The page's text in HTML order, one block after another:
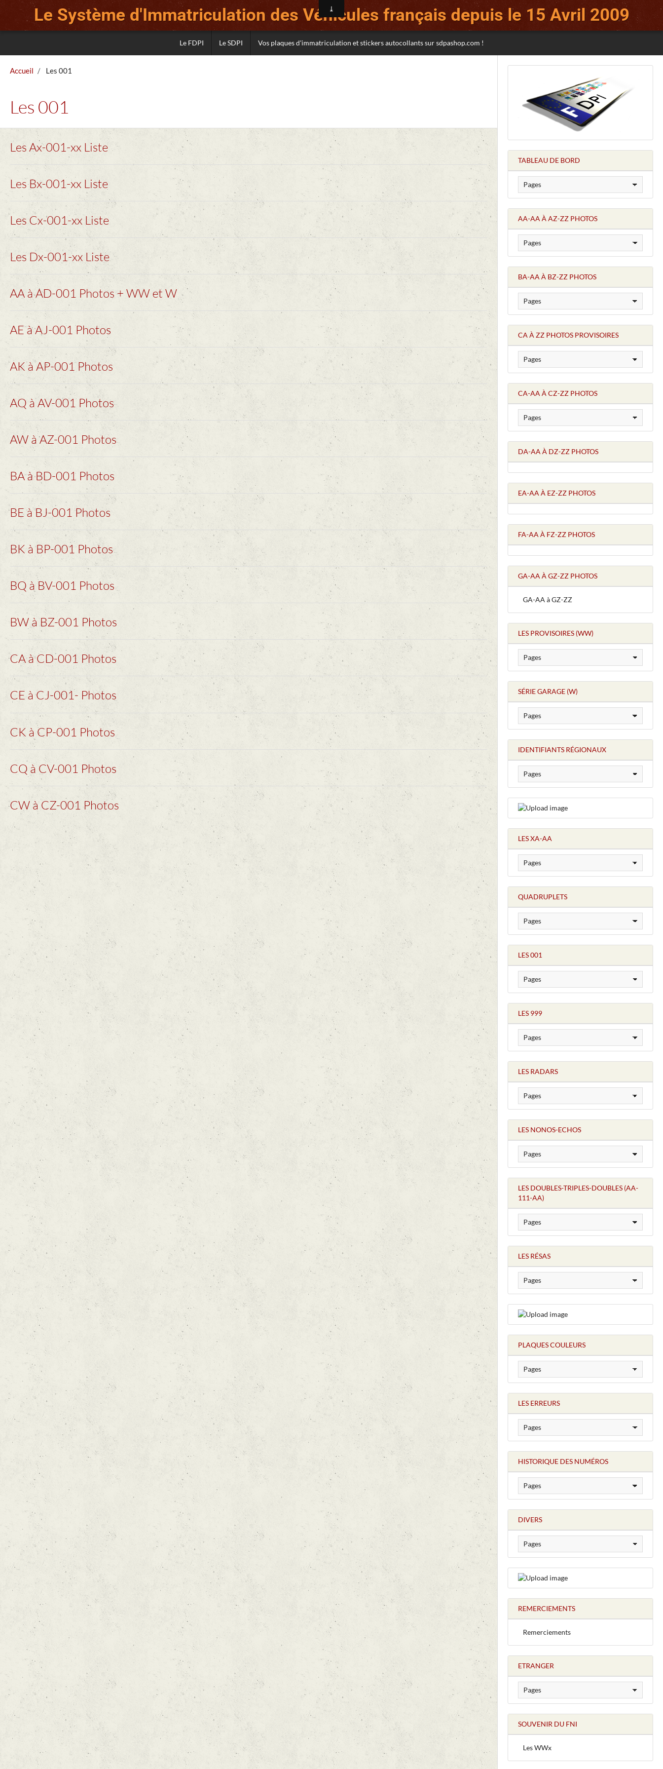
Le Système d'Immatriculation des Véhicules français depuis le 15 Avril 2009
Le FDPI Le SDPI Vos plaques d'immatriculation et stickers autocollants sur sdpashop.com !
Accueil Les 001
Les 001
Les Ax-001-xx Liste
Les Bx-001-xx Liste
Les Cx-001-xx Liste
Les Dx-001-xx Liste
AA à AD-001 Photos + WW et W
AE à AJ-001 Photos
AK à AP-001 Photos
AQ à AV-001 Photos
AW à AZ-001 Photos
BA à BD-001 Photos
BE à BJ-001 Photos
BK à BP-001 Photos
BQ à BV-001 Photos
BW à BZ-001 Photos
CA à CD-001 Photos
CE à CJ-001- Photos
CK à CP-001 Photos
CQ à CV-001 Photos
CW à CZ-001 Photos
TABLEAU DE BORD
AA-AA À AZ-ZZ PHOTOS
BA-AA À BZ-ZZ PHOTOS
CA À ZZ PHOTOS PROVISOIRES
CA-AA À CZ-ZZ PHOTOS
DA-AA À DZ-ZZ PHOTOS
EA-AA À EZ-ZZ PHOTOS
FA-AA À FZ-ZZ PHOTOS
GA-AA À GZ-ZZ PHOTOS
GA-AA à GZ-ZZ
LES PROVISOIRES (WW)
SÉRIE GARAGE (W)
IDENTIFIANTS RÉGIONAUX
LES XA-AA
QUADRUPLETS
LES 001
LES 999
LES RADARS
LES NONOS-ECHOS
LES DOUBLES-TRIPLES-DOUBLES (AA-
111-AA)
LES RÉSAS
PLAQUES COULEURS
LES ERREURS
HISTORIQUE DES NUMÉROS
DIVERS
REMERCIEMENTS
Remerciements
ETRANGER
SOUVENIR DU FNI
Les WWx